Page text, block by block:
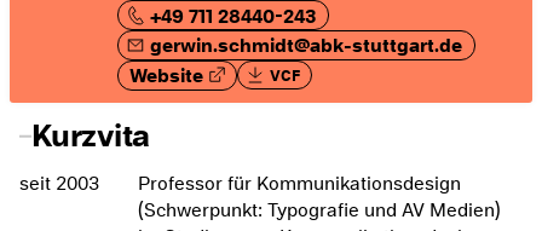
+49 711 28440-243
gerwin.schmidt@abk-stuttgart.de
Website
VCF
Kurzvita
seit 2003
Professor für Kommunikationsdesign
(Schwerpunkt: Typografie und AV Medien)